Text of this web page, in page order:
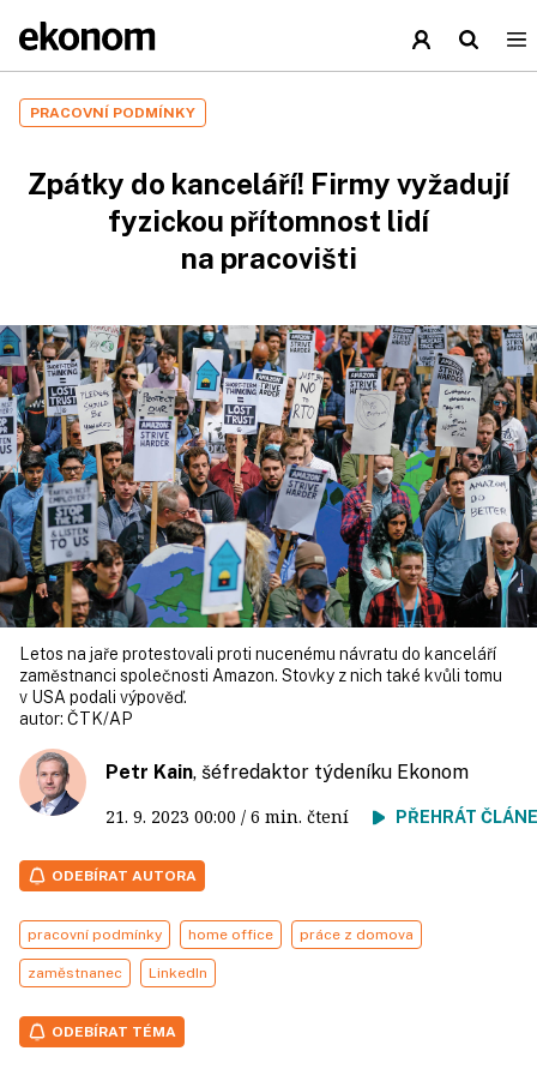
PRACOVNÍ PODMÍNKY
Zpátky do kanceláří! Firmy vyžadují
fyzickou přítomnost lidí
na pracovišti
Letos na jaře protestovali proti nucenému návratu do kanceláří
zaměstnanci společnosti Amazon. Stovky z nich také kvůli tomu
v USA podali výpověď.
autor: ČTK/AP
Petr Kain, šéfredaktor týdeníku Ekonom
21. 9. 2023 00:00 / 6 min. čtení PŘEHRÁT
ODEBÍRAT AUTORA
pracovní podmínky home office práce z domova
zaměstnanec LinkedIn
ODEBÍRAT TÉMA